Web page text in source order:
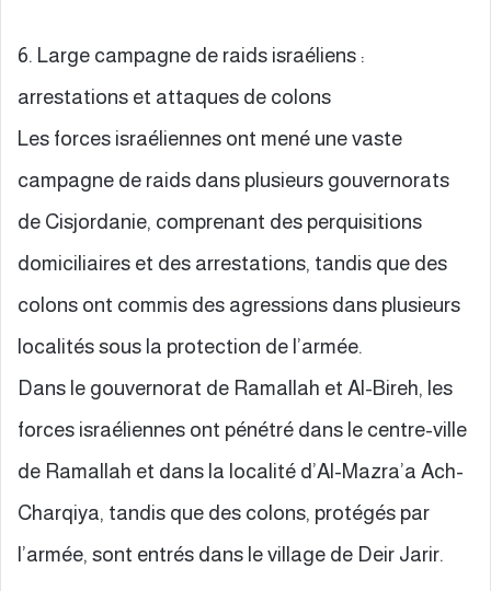
6. Large campagne de raids israéliens :
arrestations et attaques de colons
Les forces israéliennes ont mené une vaste
campagne de raids dans plusieurs gouvernorats
de Cisjordanie, comprenant des perquisitions
domiciliaires et des arrestations, tandis que des
colons ont commis des agressions dans plusieurs
localités sous la protection de l’armée.
Dans le gouvernorat de Ramallah et Al-Bireh, les
forces israéliennes ont pénétré dans le centre-ville
de Ramallah et dans la localité d’Al-Mazra’a Ach-
Charqiya, tandis que des colons, protégés par
l’armée, sont entrés dans le village de Deir Jarir.